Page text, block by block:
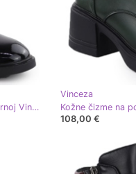
Vinceza Kožne lakirane čizme na crnoj Vincezi 26-39954
Vinceza
108,00 €